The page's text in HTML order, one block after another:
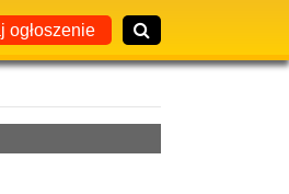
ogłoszenie